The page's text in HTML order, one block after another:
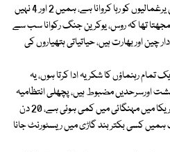
انھوں نے اپنے خطاب میں کہا کہ ہمیں یرغمالیوں کو رہا کروانا ہے، ہمیں 2 اور 4 نہیں
تھا کہ روس، یوکرین جنگ رکوانا سب سے
اور بھارت ہیں، حیاتیاتی ہتھیاروں کی
رہنماؤں کا شکریہ ادا کرتا ہوں، یہ
اورسرحدیں مضبوط ہیں، پچھلی انتظامیہ
نے ملک کو مشکلات سے دوچار کیا، امریکا میں مہنگائی میں کمی ہوئی ہے، 20 دن
ہمیں کسی بکتر بند گاڑی میں ریسٹورنٹ جانا